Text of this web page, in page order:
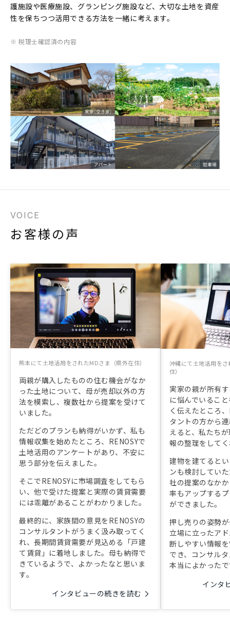
護施設や医療施設、グランピング施設など、大切な土地を資産
性を保ちつつ活用できる方法を一緒に考えます。
※ 税理士確認済の内容
VOICE
お客様の声
熊本にて土地活用をされたMDさま（県外在住）
両親が購入したものの住む機会がなか
った土地について、母が売却以外の方
法を模索し、複数社から提案を受けて
いました。
ただどのプランも納得がいかず、私も
情報収集を始めたところ、RENOSYで
土地活用のアンケートがあり、不安に
思う部分を伝えました。
そこでRENOSYに市場調査をしてもら
い、他で受けた提案と実際の賃貸需要
には乖離があることがわかりました。
最終的に、家族間の意見をRENOSYの
コンサルタントがうまく汲み取ってく
れ、長期間賃貸需要が見込める「戸建
て賃貸」に着地しました。母も納得で
きているようで、よかったなと思いま
す。
インタビューの続きを読む
沖縄にて土地活用を
住）
実家の親が所有
に悩んでいるこ
く伝えたところ
タントの方から
えると、私たち
報の整理をして
建物を建てると
ンも検討してい
社の提案のなか
率もアップする
ができました。
押し売りの姿勢
立場に立ったア
断しやすい情報
でき、コンサル
本当によかった
インタ